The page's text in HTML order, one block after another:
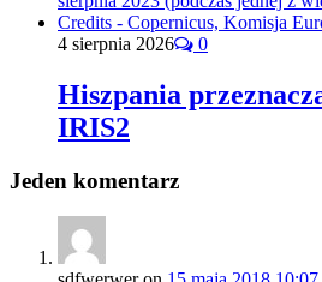
4 sierpnia 2026 0
Hiszpania
IRIS2
Jeden komentarz